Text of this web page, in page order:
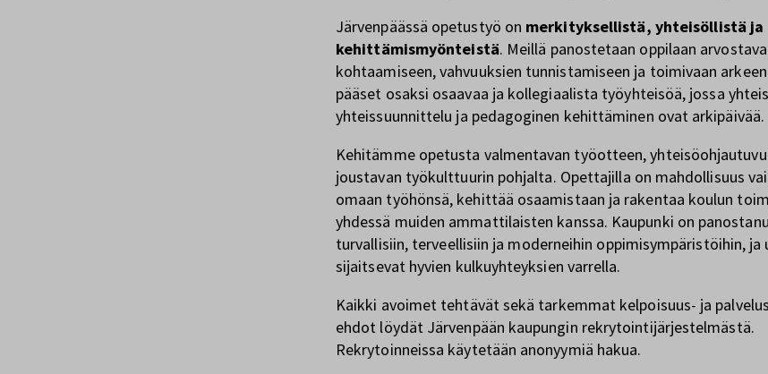
Järvenpäässä opetustyö on merkityksellistä, yhteisöllistä ja
kehittämismyönteistä. Meillä panostetaan oppilaan
kohtaamiseen, vahvuuksien tunnistamiseen ja toimivaan
pääset osaksi osaavaa ja kollegiaalista työyhteisöä, jossa
yhteissuunnittelu ja pedagoginen kehittäminen ovat arkipäivää.
Kehitämme opetusta valmentavan työotteen,
joustavan työkulttuurin pohjalta. Opettajilla on mahdollisuus
omaan työhönsä, kehittää osaamistaan ja rakentaa koulun
yhdessä muiden ammattilaisten kanssa. Kaupunki on
turvallisiin, terveellisiin ja moderneihin oppimisympäristöihin, ja
sijaitsevat hyvien kulkuyhteyksien varrella.
Kaikki avoimet tehtävät sekä tarkemmat kelpoisuus- ja
ehdot löydät Järvenpään kaupungin rekrytointijärjestelmästä.
Rekrytoinneissa käytetään anonyymiä hakua.